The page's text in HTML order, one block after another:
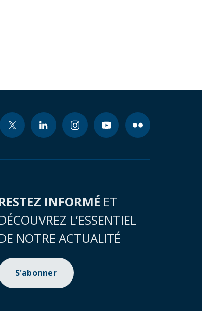
INFORMÉ ET
L’ESSENTIEL
NOTRE ACTUALITÉ
S'abonner